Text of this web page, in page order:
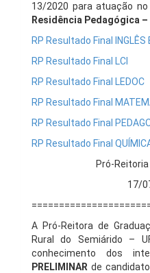
13/2020 para atuação no
Residência Pedagógica –
RP Resultado Final INGLÊS
RP Resultado Final LCI
RP Resultado Final LEDOC
RP Resultado Final
RP Resultado Final
RP Resultado Final
Pró-
17/
A Pró-Reitora de
Rural do Semiárido –
conhecimento dos
PRELIMINAR de